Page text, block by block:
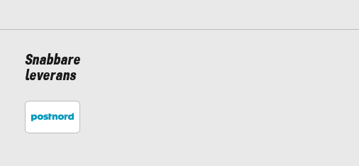
Snabbare
leverans